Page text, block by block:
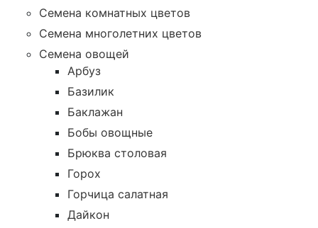
Семена комнатных цветов
Семена многолетних цветов
Семена овощей
Арбуз
Базилик
Баклажан
Бобы овощные
Брюква столовая
Горох
Горчица салатная
Дайкон